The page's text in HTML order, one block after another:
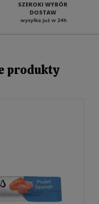
SZEROKI WYBÓR
DOSTAW
wysyłka już w 24h
produkty